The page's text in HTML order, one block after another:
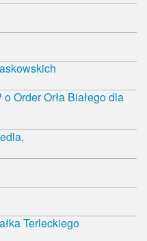
Order Orła Białego dla
Terleckiego